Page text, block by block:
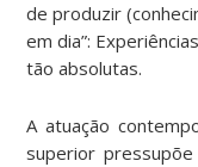
de produzir
em dia”:
tão absolutas.
A atuação
superior